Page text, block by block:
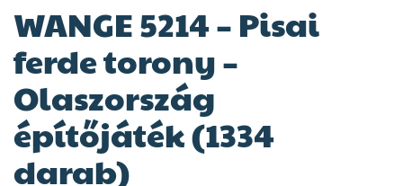
WANGE 5214 – Pisai
ferde torony –
Olaszország
építőjáték (1334
darab)